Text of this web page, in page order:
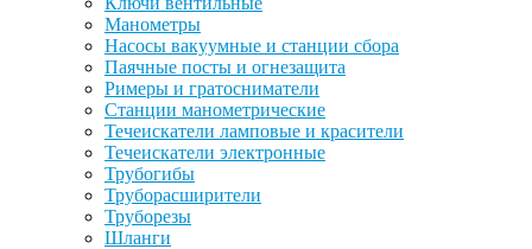
Манометры
Насосы вакуумные и станции сбора
Паячные посты и огнезащита
Римеры и гратосниматели
Станции манометрические
Течеискатели ламповые и красители
Течеискатели электронные
Трубогибы
Труборасширители
Труборезы
Шланги